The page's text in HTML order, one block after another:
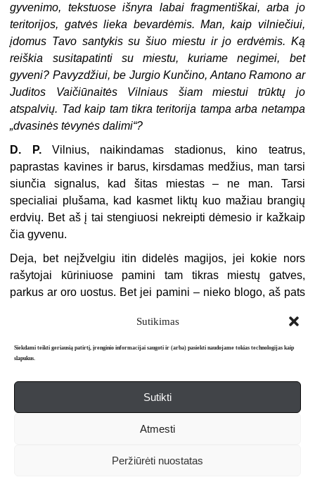
Sutikimas
Siekdami teikti geriausią patirtį, įrenginio informacijai saugoti ir (arba) pasiekti naudojame tokias technologijas kaip
slapukus.
Sutikti
Atmesti
Peržiūrėti nuostatas
gyvenimo, tekstuose išnyra labai fragmentiškai, arba jo
teritorijos, gatvės lieka bevardėmis. Man, kaip vilniečiui,
įdomus Tavo santykis su šiuo miestu ir jo erdvėmis. Ką
reiškia susitapatinti su miestu, kuriame negimei, bet
gyveni? Pavyzdžiui, be Jurgio Kunčino, Antano Ramono ar
Juditos Vaičiūnaitės Vilniaus šiam miestui trūktų jo
atspalvių. Tad kaip tam tikra teritorija tampa arba netampa
„dvasinės tėvynės dalimi“?
D. P.
Vilnius, naikindamas stadionus, kino teatrus,
paprastas kavines ir barus, kirsdamas medžius, man tarsi
siunčia signalus, kad šitas miestas – ne man. Tarsi
specialiai plušama, kad kasmet liktų kuo mažiau brangių
erdvių. Bet aš į tai stengiuosi nekreipti dėmesio ir kažkaip
čia gyvenu.
Deja, bet neįžvelgiu itin didelės magijos, jei kokie nors
rašytojai kūriniuose pamini tam tikras miestų gatves,
parkus ar oro uostus. Bet jei pamini – nieko blogo, aš pats
pavyzdžiui, Romas Daugirdas, kurie nevartoja toponimų.
Už tai jam savivaldybės ekspertai nesutiko skirti Vilniaus
miesto mero premijos, nors Lietuvos rašytojų sąjungos
Esu angelų ir kičo nemėgėjas, todėl nematau reikalo
prie Vilnios upės esu įpynęs į kažkurį, rodos, dar